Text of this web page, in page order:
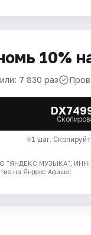
10%
7 830 раз
1 шаг.
"ЯНДЕКС МУЗЫКА", ИНН:
на Яндекс Афише!